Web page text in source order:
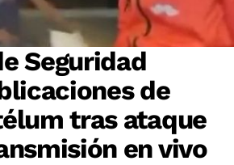
Seguridad
de
tras ataque
en vivo